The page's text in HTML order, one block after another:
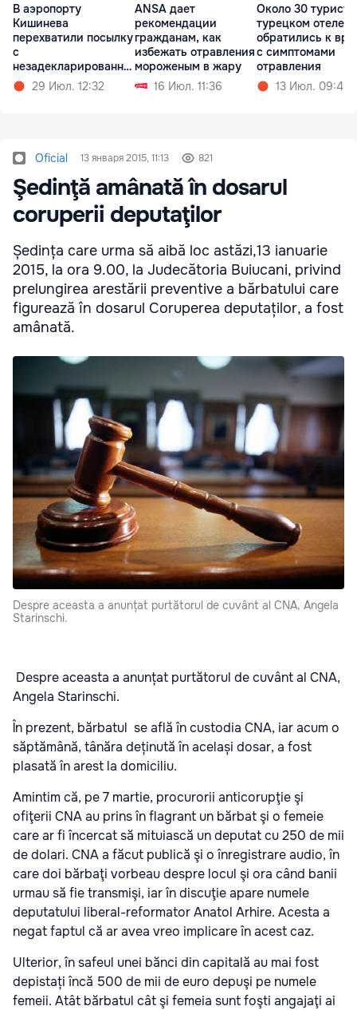
В аэропорту
Кишинева
перехватили посылку
с
незадекларированны
ми таблетками
29 Июл. 12:32
ANSA дает
рекомендации
гражданам, как
избежать отравления
мороженым в жару
16 Июл. 11:36
Около 30
турецком отеле
обратились к
с симптомами
отравления
13 Июл. 09:40
Oficial 13 января 2015, 11:13 821
Şedinţă amânată în dosarul
coruperii deputaţilor
Ședința care urma să aibă loc astăzi,13 ianuarie
2015, la ora 9.00, la Judecătoria Buiucani, privind
prelungirea arestării preventive a bărbatului care
figurează în dosarul Coruperea deputaților, a fost
amânată.
Despre aceasta a anunțat purtătorul de cuvânt al CNA, Angela
Starinschi.
Despre aceasta a anunțat purtătorul de cuvânt al CNA,
Angela Starinschi.
În prezent, bărbatul se află în custodia CNA, iar acum o
săptămână, tânăra deținută în același dosar, a fost
plasată în arest la domiciliu.
Amintim că, pe 7 martie, procurorii anticorupţie şi
ofiţerii CNA au prins în flagrant un bărbat şi o femeie
care ar fi încercat să mituiască un deputat cu 250 de mii
de dolari. CNA a făcut publică şi o înregistrare audio, în
care doi bărbaţi vorbeau despre locul şi ora când banii
urmau să fie transmişi, iar în discuţie apare numele
deputatului liberal-reformator Anatol Arhire. Acesta a
negat faptul că ar avea vreo implicare în acest caz.
Ulterior, în safeul unei bănci din capitală au mai fost
depistați încă 500 de mii de euro depuşi pe numele
femeii. Atât bărbatul cât şi femeia sunt foşti angajaţi ai